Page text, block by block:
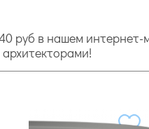
руб в нашем интернет-